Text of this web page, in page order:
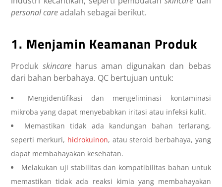
personal careadalah sebagai berikut.
1. Menjamin Keamanan Produk
Produk skincare harus aman digunakan dan bebas
dari bahan berbahaya. QC bertujuan untuk:
Mengidentifikasi dan mengeliminasi kontaminasi
mikroba yang dapat menyebabkan iritasi atau infeksi kulit.
Memastikan tidak ada kandungan bahan terlarang,
seperti merkuri, hidrokuinon, atau steroid berbahaya, yang
dapat membahayakan kesehatan.
Melakukan uji stabilitas dan kompatibilitas bahan untuk
memastikan tidak ada reaksi kimia yang membahayakan